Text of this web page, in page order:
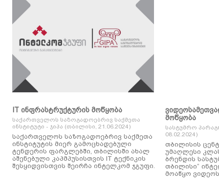
IT ინფრასტრუქტურის მოწყობა
საქართველოს საზოგადოებრივ საქმეთა
ინსტიტუტი - ჯიპა (თბილისი, 21.06.2024)
საქართველოს საზოგადოებრივ საქმეთა
ინსტიტუტის მიერ გამოცხადებული
ტენდერის ფარგლებში, თბილისში ახალ
აშენებული კაპმპუსისთვის IT ტექნიკის
შესყიდვისთვის შეირჩა ინტელკომ ჯგუფი.
მოწყობა
სასტუმრო
08.02.2024)
თბილისის
უმაღლესი
ბრენდის
თბილისი“
მოაწყო